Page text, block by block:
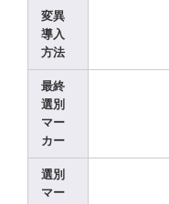
変異
導入
方法
最終
選別
マー
カー
選別
マー